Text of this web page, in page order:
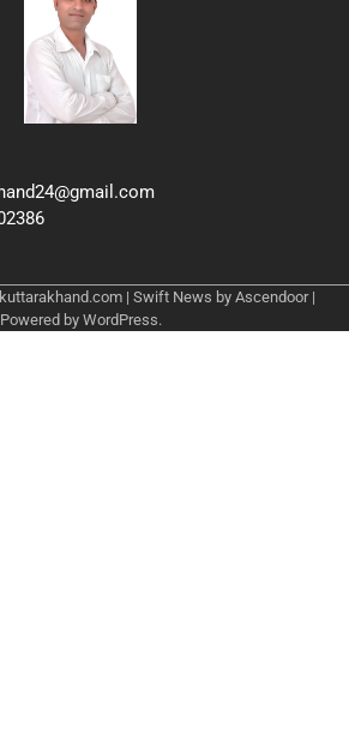
| Swift News by Ascendoor|
Powered by WordPress.